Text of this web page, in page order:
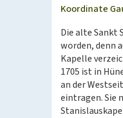
Koordinate
Die alte Sankt
worden, denn
Kapelle
1705 ist in
an der
eintragen. Sie